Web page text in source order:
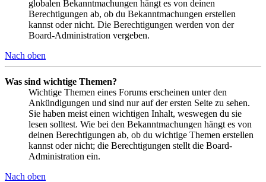
globalen Bekanntmachungen hängt es von deinen
Berechtigungen ab, ob du Bekanntmachungen erstellen
kannst oder nicht. Die Berechtigungen werden von der
Board-Administration vergeben.
Nach oben
Was sind wichtige Themen?
Wichtige Themen eines Forums erscheinen unter den
Ankündigungen und sind nur auf der ersten Seite zu sehen.
Sie haben meist einen wichtigen Inhalt, weswegen du sie
lesen solltest. Wie bei den Bekanntmachungen hängt es von
deinen Berechtigungen ab, ob du wichtige Themen erstellen
kannst oder nicht; die Berechtigungen stellt die Board-
Administration ein.
Nach oben